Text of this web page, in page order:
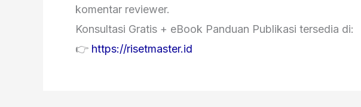
komentar reviewer.
Konsultasi Gratis + eBook Panduan Publikasi tersedia di:
👉 https://risetmaster.id